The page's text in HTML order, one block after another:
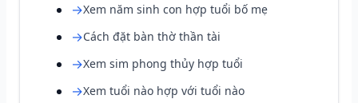
→Xem năm sinh con hợp tuổi bố mẹ
→Cách đặt bàn thờ thần tài
→Xem sim phong thủy hợp tuổi
→Xem tuổi nào hợp với tuổi nào